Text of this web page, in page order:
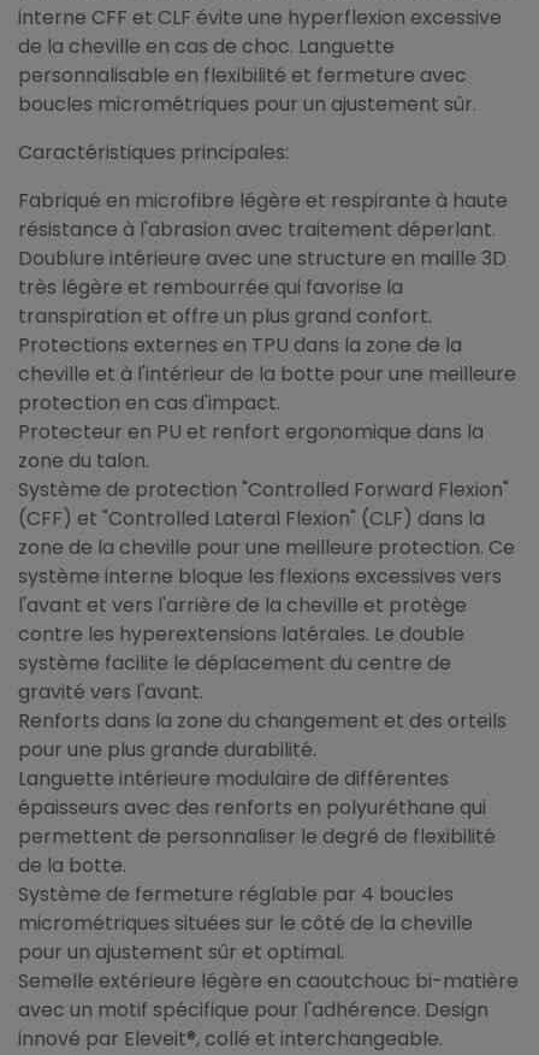
interne CFF et CLF évite une hyperflexion excessive
de la cheville en cas de choc. Languette
personnalisable en flexibilité et fermeture avec
boucles micrométriques pour un ajustement sûr.
Caractéristiques principales:
Fabriqué en microfibre légère et respirante à haute
résistance à l'abrasion avec traitement déperlant.
Doublure intérieure avec une structure en maille 3D
très légère et rembourrée qui favorise la
transpiration et offre un plus grand confort.
Protections externes en TPU dans la zone de la
cheville et à l'intérieur de la botte pour une meilleure
protection en cas d'impact.
Protecteur en PU et renfort ergonomique dans la
zone du talon.
Système de protection "Controlled Forward Flexion"
(CFF) et "Controlled Lateral Flexion" (CLF) dans la
zone de la cheville pour une meilleure protection. Ce
système interne bloque les flexions excessives vers
l'avant et vers l'arrière de la cheville et protège
contre les hyperextensions latérales. Le double
système facilite le déplacement du centre de
gravité vers l'avant.
Renforts dans la zone du changement et des orteils
pour une plus grande durabilité.
Languette intérieure modulaire de différentes
épaisseurs avec des renforts en polyuréthane qui
permettent de personnaliser le degré de flexibilité
de la botte.
Système de fermeture réglable par 4 boucles
micrométriques situées sur le côté de la cheville
pour un ajustement sûr et optimal.
Semelle extérieure légère en caoutchouc bi-matière
avec un motif spécifique pour l'adhérence. Design
innové par Eleveit®, collé et interchangeable.